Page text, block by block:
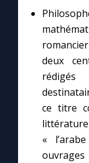
deux
ce titre
«